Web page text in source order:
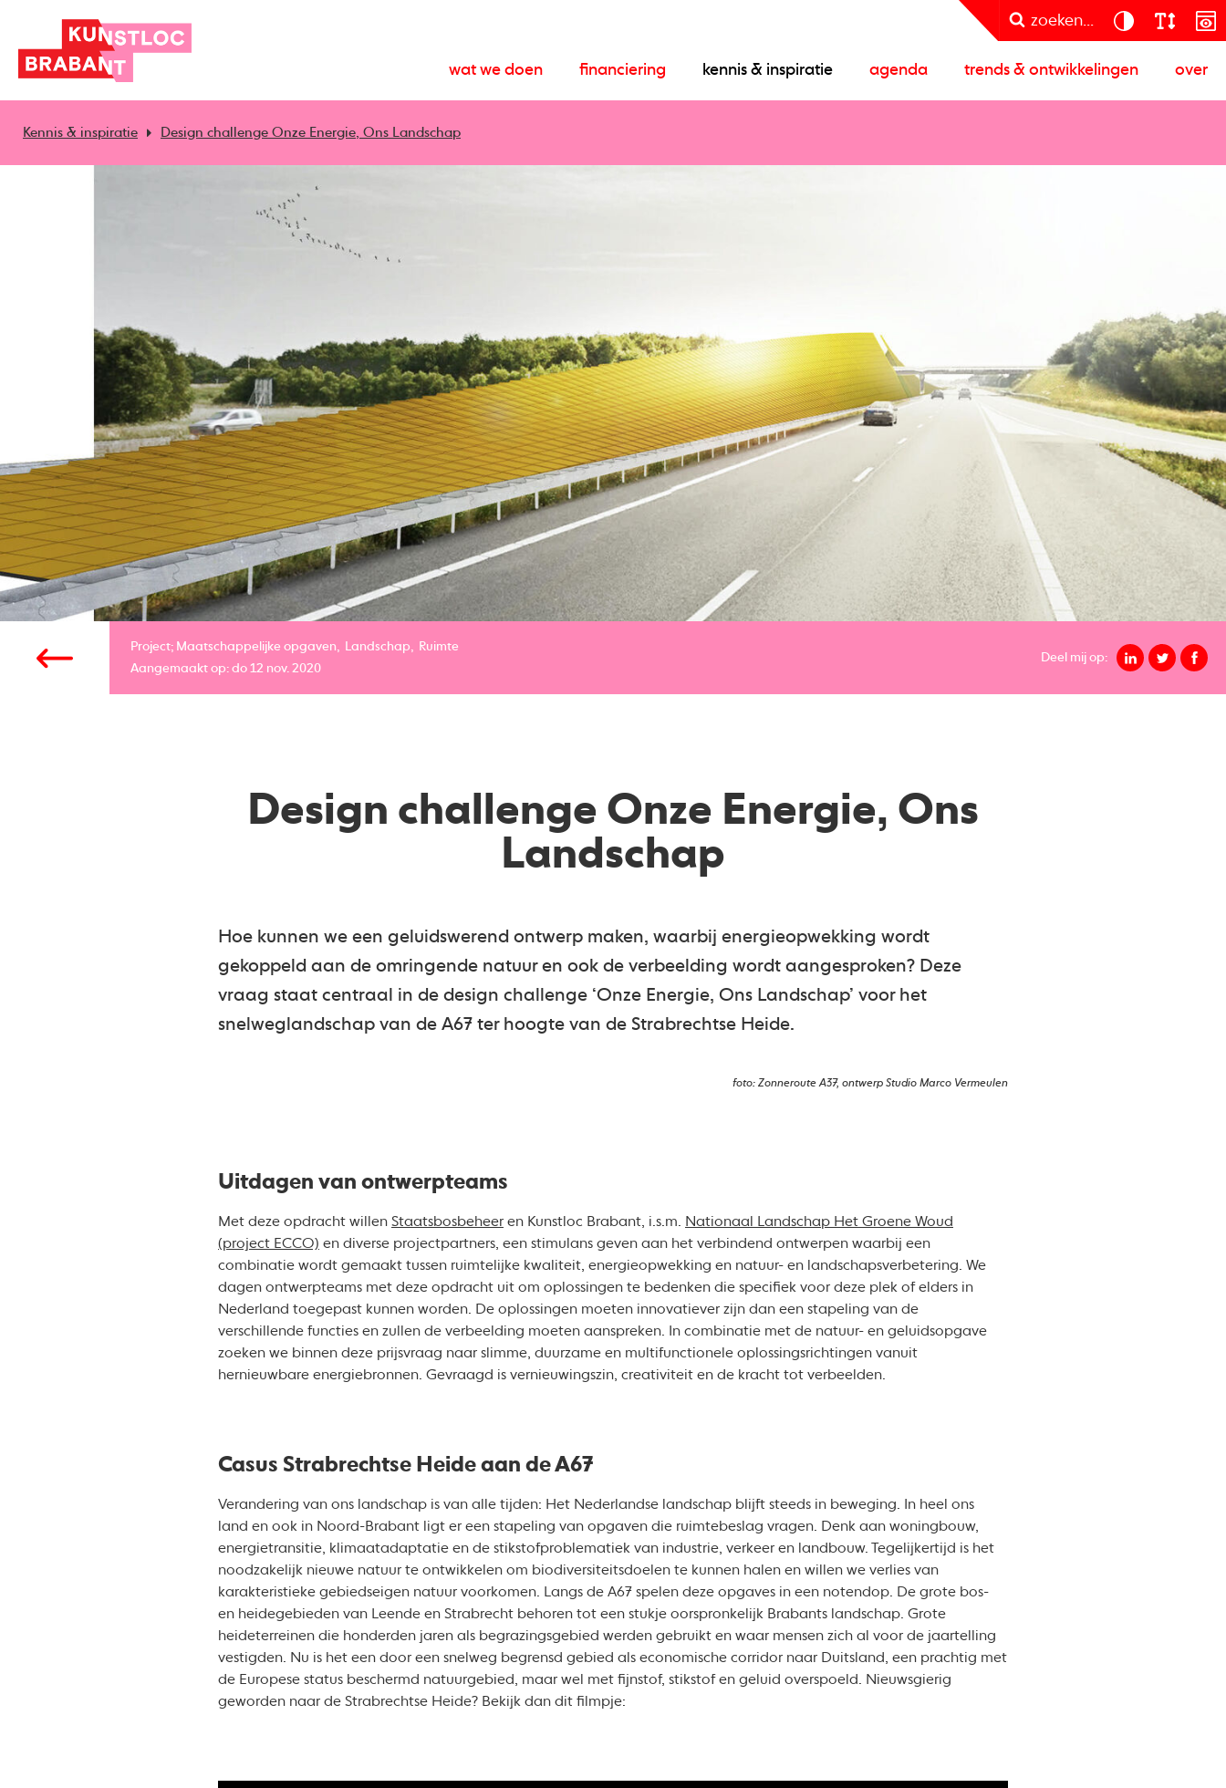
zoeken...
wat we doen financiering kennis & inspiratie agenda trends & ontwikkelingen over
Kennis & inspiratie Design challenge Onze Energie, Ons Landschap
Project; Maatschappelijke opgaven Landschap
Ruimte
Aangemaakt op: do 12 nov. 2020
Deel mij op:
Design challenge Onze Energie, Ons
Landschap
Hoe kunnen we een geluidswerend ontwerp maken, waarbij energieopwekking wordt
gekoppeld aan de omringende natuur en ook de verbeelding wordt aangesproken? Deze
vraag staat centraal in de design challenge ‘Onze Energie, Ons Landschap’ voor het
snelweglandschap van de A67 ter hoogte van de Strabrechtse Heide.
foto: Zonneroute A37, ontwerp Studio Marco Vermeulen
Uitdagen van ontwerpteams
Met deze opdracht willen Staatsbosbeheer en Kunstloc Brabant, i.s.m. Nationaal Landschap Het Groene Woud
(project ECCO) en diverse projectpartners, een stimulans geven aan het verbindend ontwerpen waarbij een
combinatie wordt gemaakt tussen ruimtelijke kwaliteit, energieopwekking en natuur- en landschapsverbetering. We
dagen ontwerpteams met deze opdracht uit om oplossingen te bedenken die specifiek voor deze plek of elders in
Nederland toegepast kunnen worden. De oplossingen moeten innovatiever zijn dan een stapeling van de
verschillende functies en zullen de verbeelding moeten aanspreken. In combinatie met de natuur- en geluidsopgave
zoeken we binnen deze prijsvraag naar slimme, duurzame en multifunctionele oplossingsrichtingen vanuit
hernieuwbare energiebronnen. Gevraagd is vernieuwingszin, creativiteit en de kracht tot verbeelden.
Casus Strabrechtse Heide aan de A67
Verandering van ons landschap is van alle tijden: Het Nederlandse landschap blijft steeds in beweging. In heel ons
land en ook in Noord-Brabant ligt er een stapeling van opgaven die ruimtebeslag vragen. Denk aan woningbouw,
energietransitie, klimaatadaptatie en de stikstofproblematiek van industrie, verkeer en landbouw. Tegelijkertijd is het
noodzakelijk nieuwe natuur te ontwikkelen om biodiversiteitsdoelen te kunnen halen en willen we verlies van
karakteristieke gebiedseigen natuur voorkomen. Langs de A67 spelen deze opgaves in een notendop. De grote bos-
en heidegebieden van Leende en Strabrecht behoren tot een stukje oorspronkelijk Brabants landschap. Grote
heideterreinen die honderden jaren als begrazingsgebied werden gebruikt en waar mensen zich al voor de jaartelling
vestigden. Nu is het een door een snelweg begrensd gebied als economische corridor naar Duitsland, een prachtig met
de Europese status beschermd natuurgebied, maar wel met fijnstof, stikstof en geluid overspoeld. Nieuwsgierig
geworden naar de Strabrechtse Heide? Bekijk dan dit filmpje: